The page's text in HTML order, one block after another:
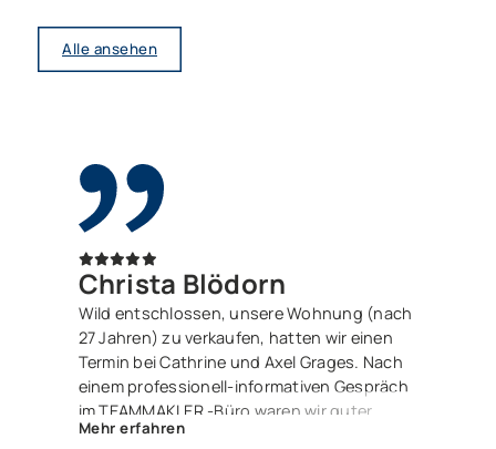
Alle ansehen
Christa Blödorn
Wild entschlossen, unsere Wohnung (nach
27 Jahren) zu verkaufen, hatten wir einen
Termin bei Cathrine und Axel Grages. Nach
einem professionell-informativen Gespräch
im TEAMMAKLER -Büro waren wir guter
Dinge. Und zu recht – denn Herr Luis
Mehr erfahren